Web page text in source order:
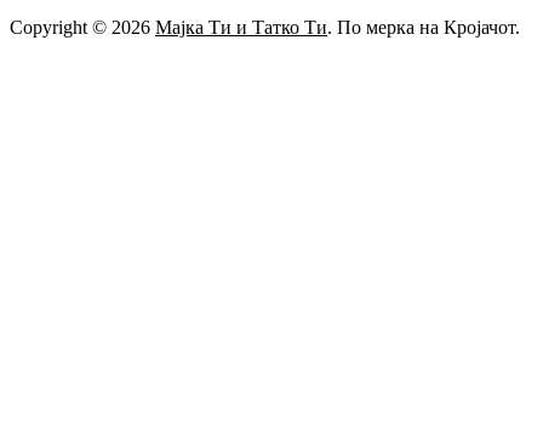
Copyright © 2026 Мајка Ти и Татко Ти. По мерка на Кројачот.